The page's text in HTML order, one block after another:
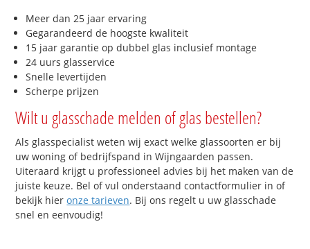
Meer dan 25 jaar ervaring
Gegarandeerd de hoogste kwaliteit
15 jaar garantie op dubbel glas inclusief montage
24 uurs glasservice
Snelle levertijden
Scherpe prijzen
Wilt u glasschade melden of glas bestellen?
Als glasspecialist weten wij exact welke glassoorten er bij
uw woning of bedrijfspand in Wijngaarden passen.
Uiteraard krijgt u professioneel advies bij het maken van de
juiste keuze. Bel of vul onderstaand contactformulier in of
bekijk hieronze tarieven. Bij ons regelt u uw glasschade
snel en eenvoudig!